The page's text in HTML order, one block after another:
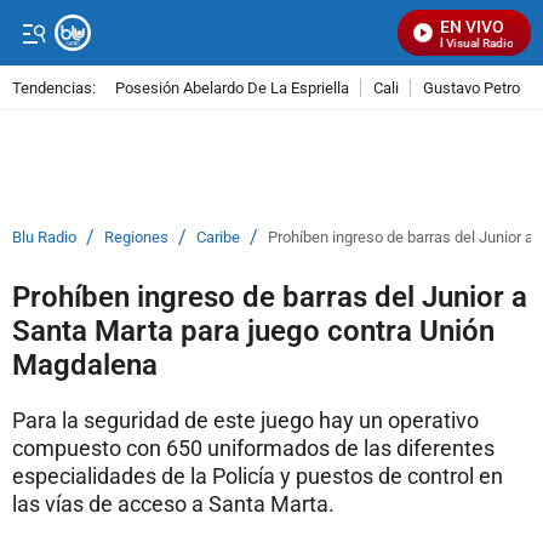
EN VIVO
Señal Visual Radio
Tendencias: Posesión Abelardo De La Espriella Cali Gustavo Petro
Blu Radio / Regiones / Caribe / Prohíben ingreso de barras del Junior
Prohíben ingreso de barras del Junior a
Santa Marta para juego contra Unión
Magdalena
Para la seguridad de este juego hay un operativo
compuesto con 650 uniformados de las diferentes
especialidades de la Policía y puestos de control en
las vías de acceso a Santa Marta.